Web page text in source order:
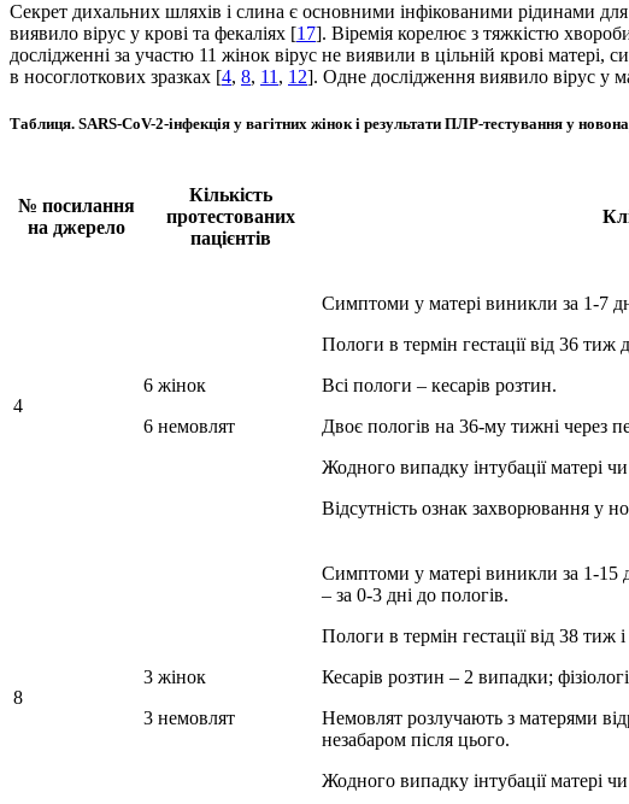
Секрет дихальних шляхів і слина є основними інфікованими рідинами
виявило вірус у крові та фекаліях [17]. Віремія корелює з тяжкістю
дослідженні за участю 11 жінок вірус не виявили в цільній крові
в носоглоткових зразках [4, 8, 11 , 12]. Одне дослідження виявило вірус у
Таблиця. SARS-CoV-2-інфекція у вагітних жінок і результати ПЛР-тестування у
№ посилання
на джерело
Кількість
протестованих
пацієнтів
4
6 жінок
6 немовлят
Симптоми у матері виникли за 1-7
Пологи в термін гестації від 36 тиж
Всі пологи – кесарів розтин.
Двоє пологів на 36-му тижні через
Жодного випадку інтубації матері чи
Відсутність ознак захворювання у
8
3 жінок
3 немовлят
Симптоми у матері виникли за 1-15
– за 0-3 дні до пологів.
Пологи в термін гестації від 38 тиж
Кесарів розтин – 2 випадки;
Немовлят розлучають з матерями
незабаром після цього.
Жодного випадку інтубації матері чи